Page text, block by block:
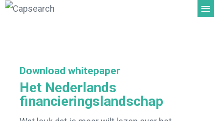
Download whitepaper
Het Nederlands
financieringslandschap